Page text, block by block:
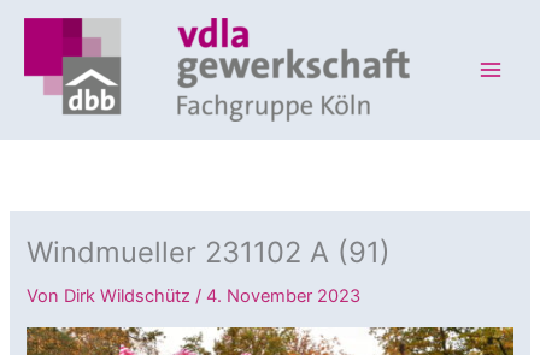
Zum
springen
Windmueller 231102 A (91)
Von Dirk Wildschütz /4. November 2023